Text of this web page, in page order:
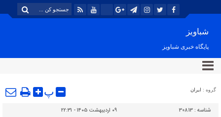
شباویز
پایگاه خبری شباویز
گروه : ایران پ
شناسه : 30813
۰۹ اردیبهشت ۱۴۰۵ - ۲۲:۳۱